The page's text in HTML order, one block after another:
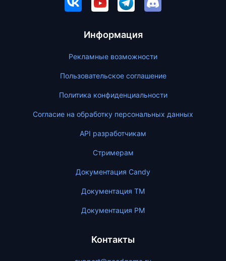
Информация
Рекламные возможности
Пользовательское соглашение
Политика конфиденциальности
Согласие на обработку персональных данных
API разработчикам
Стримерам
Документация Candy
Документация ТМ
Документация PM
Контакты